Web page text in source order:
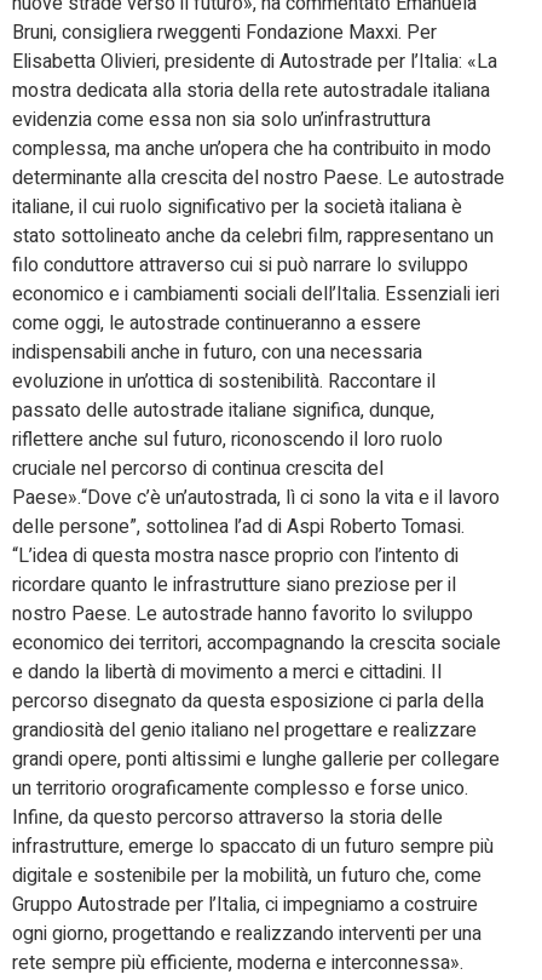
Bruni, consigliera rweggenti Fondazione Maxxi. Per
Elisabetta Olivieri, presidente di Autostrade per l’Italia: «La
mostra dedicata alla storia della rete autostradale italiana
evidenzia come essa non sia solo un’infrastruttura
complessa, ma anche un’opera che ha contribuito in modo
determinante alla crescita del nostro Paese. Le autostrade
italiane, il cui ruolo significativo per la società italiana è
stato sottolineato anche da celebri film, rappresentano un
filo conduttore attraverso cui si può narrare lo sviluppo
economico e i cambiamenti sociali dell’Italia. Essenziali ieri
come oggi, le autostrade continueranno a essere
indispensabili anche in futuro, con una necessaria
evoluzione in un’ottica di sostenibilità. Raccontare il
passato delle autostrade italiane significa, dunque,
riflettere anche sul futuro, riconoscendo il loro ruolo
cruciale nel percorso di continua crescita del
Paese».“Dove c’è un’autostrada, lì ci sono la vita e il lavoro
delle persone”, sottolinea l’ad di Aspi Roberto Tomasi.
“L’idea di questa mostra nasce proprio con l’intento di
ricordare quanto le infrastrutture siano preziose per il
nostro Paese. Le autostrade hanno favorito lo sviluppo
economico dei territori, accompagnando la crescita sociale
e dando la libertà di movimento a merci e cittadini. Il
percorso disegnato da questa esposizione ci parla della
grandiosità del genio italiano nel progettare e realizzare
grandi opere, ponti altissimi e lunghe gallerie per collegare
un territorio orograficamente complesso e forse unico.
Infine, da questo percorso attraverso la storia delle
infrastrutture, emerge lo spaccato di un futuro sempre più
digitale e sostenibile per la mobilità, un futuro che, come
Gruppo Autostrade per l’Italia, ci impegniamo a costruire
ogni giorno, progettando e realizzando interventi per una
rete sempre più efficiente, moderna e interconnessa».